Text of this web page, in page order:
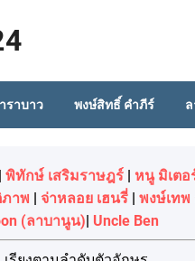
ราบาว พงษ์สิทธิ์ คำภีร์
| พิทักษ์ เสริมราษฎร์| หนู มิเตอ
าพ | จ่าหลอย เฮนรี่ | พงษ์เท
(ลาบานูน)| Uncle Ben